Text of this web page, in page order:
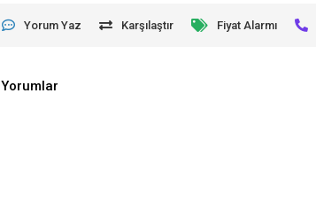
Yorum Yaz Karşılaştır Fiyat Alarmı
Yorumlar